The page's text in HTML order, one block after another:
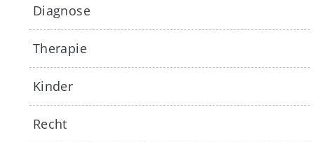
Diagnose
Therapie
Kinder
Recht